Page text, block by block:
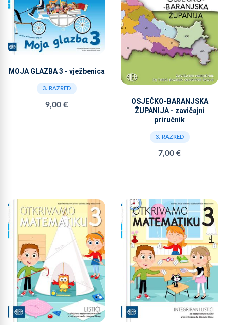
MOJA GLAZBA 3 - vježbenica
3. RAZRED
9,00 €
OSJEČKO-BARANJSKA
ŽUPANIJA - zavičajni
priručnik
3. RAZRED
7,00 €